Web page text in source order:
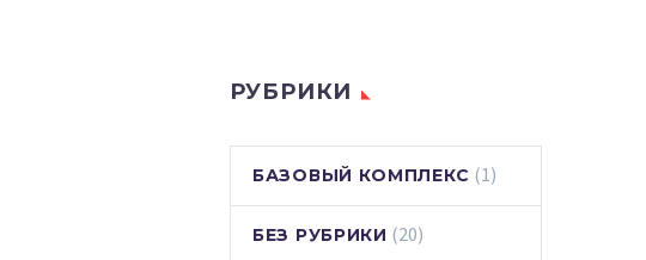
РУБРИКИ
БАЗОВЫЙ КОМПЛЕКС (1)
БЕЗ РУБРИКИ (20)